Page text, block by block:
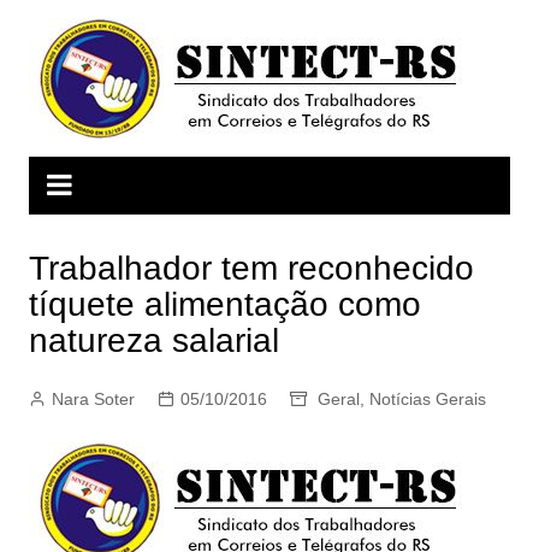
conteúdo
Trabalhador tem reconhecido
tíquete alimentação como
natureza salarial
Nara Soter 05/10/2016 Geral, Notícias Gerais